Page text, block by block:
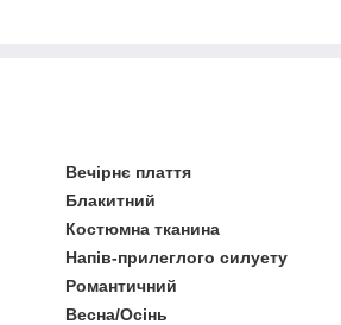
Вечірнє плаття
Блакитний
Костюмна тканина
Напів-прилеглого силуету
Романтичний
Весна/Осінь